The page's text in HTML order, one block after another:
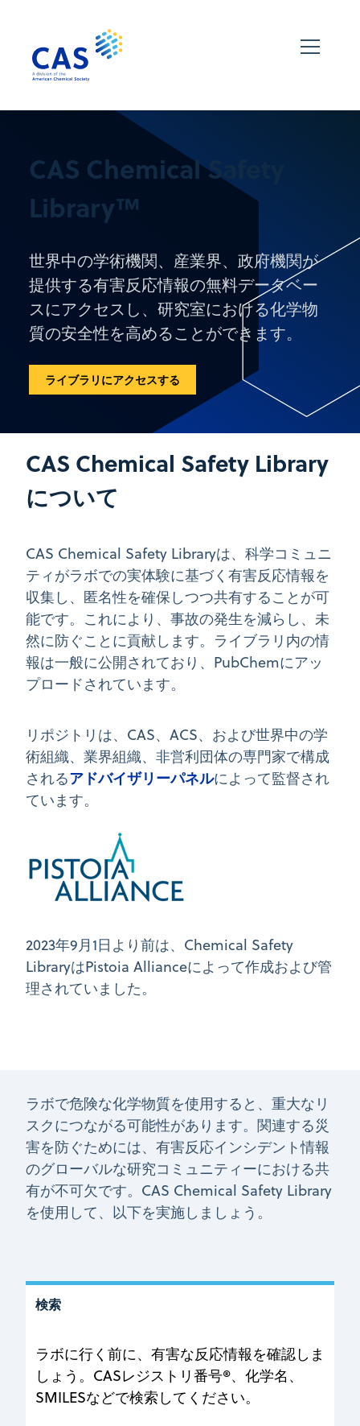
CAS Chemical Safety
Library™
世界中の学術機関、産業界、政府機関が
提供する有害反応情報の無料データベー
スにアクセスし、研究室における化学物
質の安全性を高めることができます。
ライブラリにアクセスする
CAS Chemical Safety Library
について
CAS Chemical Safety Libraryは、科学コミュニ
ティがラボでの実体験に基づく有害反応情報を
収集し、匿名性を確保しつつ共有することが可
能です。これにより、事故の発生を減らし、未
然に防ぐことに貢献します。ライブラリ内の情
報は一般に公開されており、PubChemにアッ
プロードされています。
リポジトリは、CAS、ACS、および世界中の学
術組織、業界組織、非営利団体の専門家で構成
されるアドバイザリーパネルによって監督され
ています。
2023年9月1日より前は、Chemical Safety
LibraryはPistoia Allianceによって作成および管
理されていました。
ラボで危険な化学物質を使用すると、重大なリ
スクにつながる可能性があります。関連する災
害を防ぐためには、有害反応インシデント情報
のグローバルな研究コミュニティーにおける共
有が不可欠です。CAS Chemical Safety Library
を使用して、以下を実施しましょう。
検索
ラボに行く前に、有害な反応情報を確認しま
しょう。CASレジストリ番号®、化学名、
SMILESなどで検索してください。